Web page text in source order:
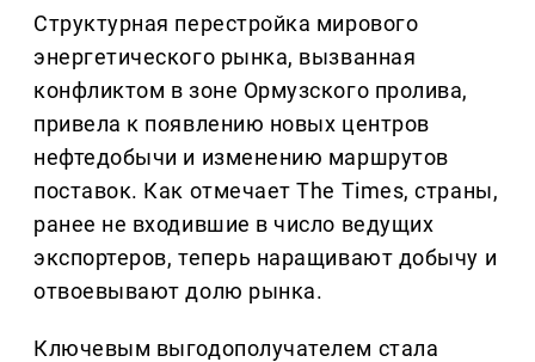
Структурная перестройка мирового
энергетического рынка, вызванная
конфликтом в зоне Ормузского пролива,
привела к появлению новых центров
нефтедобычи и изменению маршрутов
поставок. Как отмечает The Times, страны,
ранее не входившие в число ведущих
экспортеров, теперь наращивают добычу и
отвоевывают долю рынка.
Ключевым выгодополучателем стала